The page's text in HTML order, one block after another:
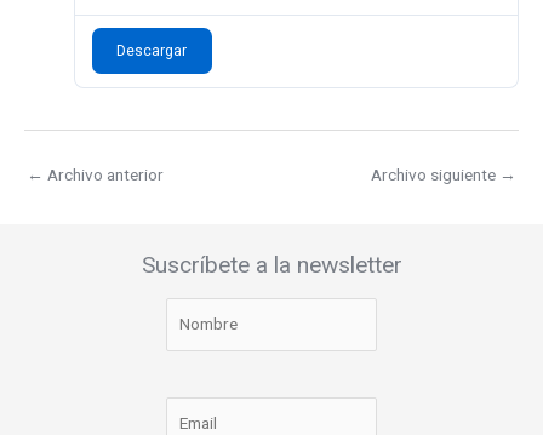
Descargar
← Archivo anterior Archivo siguiente →
Suscríbete a la newsletter